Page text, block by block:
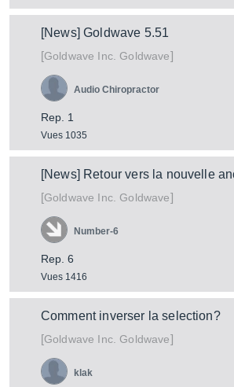
[News] Goldwave 5.51
[Goldwave Inc. Goldwave]
Rep. 1
Vues 1035
Audio Chiropractor
[News] Retour vers la nouvelle
[Goldwave Inc. Goldwave]
Rep. 6
Vues 1416
Number-6
Comment inverser la selection?
[Goldwave Inc. Goldwave]
klak